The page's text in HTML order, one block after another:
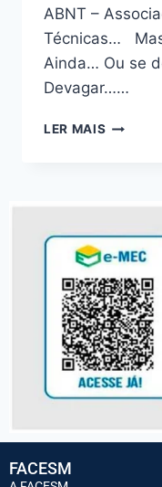
ABNT –
Técnicas…
Ainda… Ou se
Devagar……
LER MAIS
FACESM